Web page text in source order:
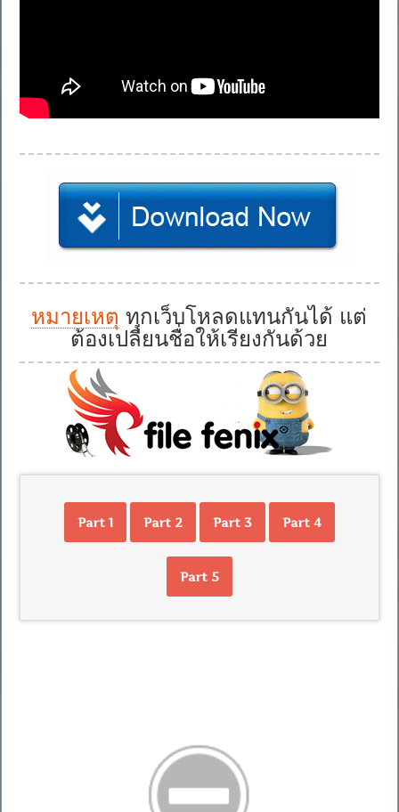
หมายเหตุ ทุกเว็บโหลดแทนกันได้ แต่
ต้องเปลี่ยนชื่อให้เรียงกันด้วย
Part 1 Part 2 Part 3 Part 4
Part 5